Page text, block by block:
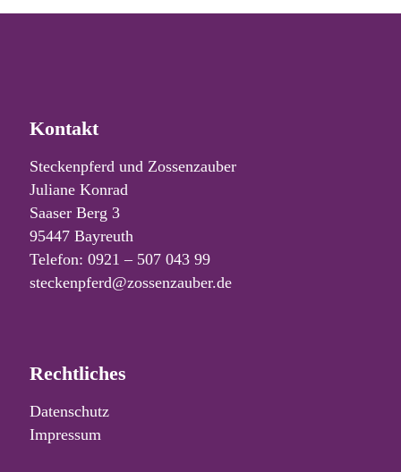
Kontakt
Steckenpferd und Zossenzauber
Juliane Konrad
Saaser Berg 3
95447 Bayreuth
Telefon: 0921 – 507 043 99
steckenpferd@zossenzauber.de
Rechtliches
Datenschutz
Impressum